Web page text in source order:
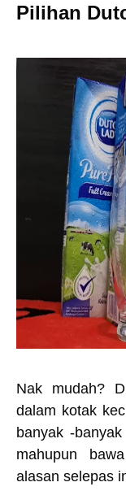
Pilihan
Nak mudah?
dalam kotak
banyak -
mahupun
alasan selepas